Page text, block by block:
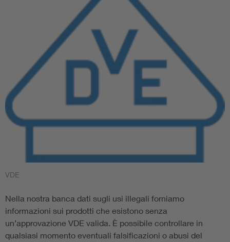
VDE
Nella nostra banca dati sugli usi illegali forniamo
informazioni sui prodotti che esistono senza
un’approvazione VDE valida. È possibile controllare in
qualsiasi momento eventuali falsificazioni o abusi del